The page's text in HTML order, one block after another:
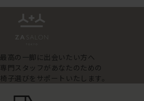
最高の一脚に出会いたい方へ
専門スタッフがあなたのための
椅子選びをサポートいたします。